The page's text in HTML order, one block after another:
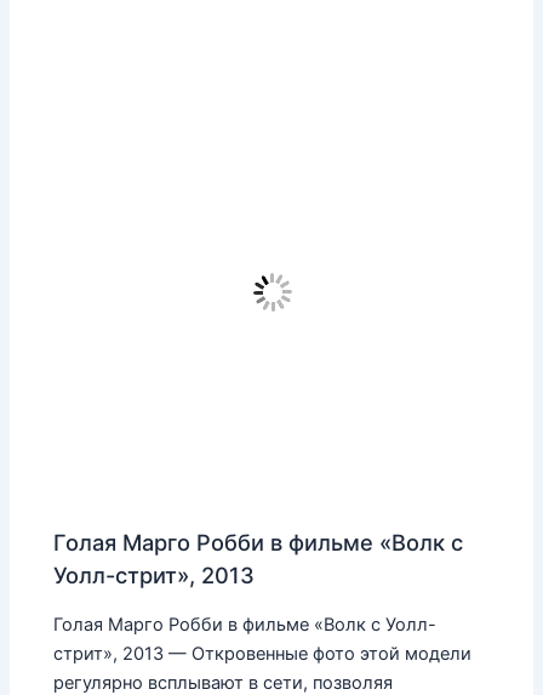
Голая Марго Робби в фильме «Волк с
Уолл-стрит», 2013
Голая Марго Робби в фильме «Волк с Уолл-
стрит», 2013 — Откровенные фото этой модели
регулярно всплывают в сети, позволяя